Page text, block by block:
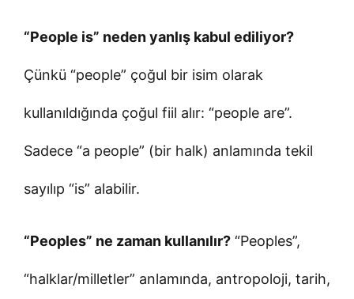
“People is” neden yanlış kabul ediliyor?
Çünkü “people” çoğul bir isim olarak
kullanıldığında çoğul fiil alır: “people are”.
Sadece “a people” (bir halk) anlamında tekil
sayılıp “is” alabilir.
“Peoples” ne zaman kullanılır? “Peoples”,
“halklar/milletler” anlamında, antropoloji, tarih,